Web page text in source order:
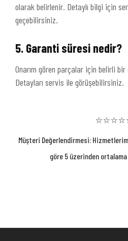
olarak belirlenir. Detaylı bilgi için
geçebilirsiniz.
5. Garanti süresi nedir?
Onarım gören parçalar için belirli
Detayları servis ile görüşebilirsiniz.
Müşteri Değerlendirmesi:
göre 5 üzerinden ortalama